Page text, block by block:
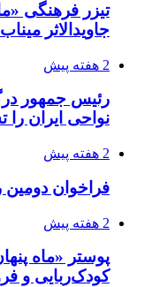
تیزر فرهنگی
جاویدالاثر میناب
2 هفته پیش
رئیس جمهور
نواحی ایران
2 هفته پیش
فراخوان دومین
2 هفته پیش
پوستر «ماه
کودک‌ربایی و